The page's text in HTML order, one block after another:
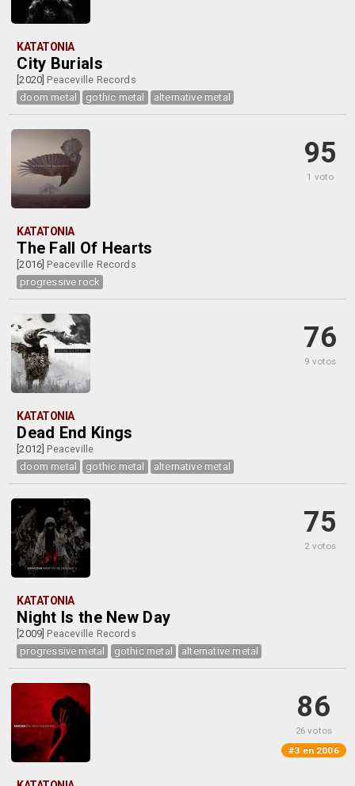
KATATONIA
City Burials
[2020] Peaceville Records
doom metal
gothic metal alternative metal
95
1 voto
KATATONIA
The Fall Of Hearts
[2016] Peaceville Records
progressive rock
76
9 votos
KATATONIA
Dead End Kings
[2012] Peaceville
doom metal
gothic metal alternative metal
75
2 votos
KATATONIA
Night Is the New Day
[2009] Peaceville Records
progressive metal
gothic metal alternative metal
86
26 votos
#3 en 2006